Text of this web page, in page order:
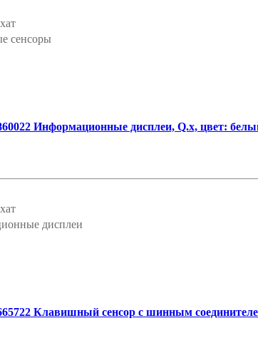
сенсоры
Информационные дисплеи, Q.х, цвет:
дисплеи
Клавишный сенсор с шинным